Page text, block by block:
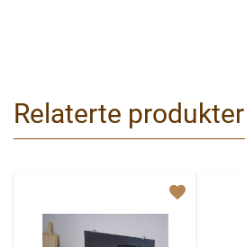
Relaterte produkter